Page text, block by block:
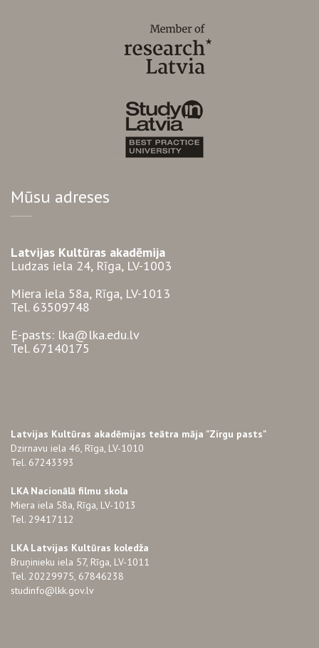
Mūsu adreses
Latvijas Kultūras akadēmija
Ludzas iela 24, Rīga, LV-1003
Miera iela 58a, Rīga, LV-1013
Tel. 63509748
E-pasts: lka@lka.edu.lv
Tel. 67140175
Latvijas Kultūras akadēmijas teātra māja "Zirgu pasts"
Dzirnavu iela 46, Rīga, LV-1010
Tel. 67243393
LKA Nacionālā filmu skola
Miera iela 58a, Rīga, LV-1013
Tel. 29417112
LKA Latvijas Kultūras koledža
Bruņinieku iela 57, Rīga, LV-1011
Tel. 20229975, 67846238
studinfo@lkk.gov.lv